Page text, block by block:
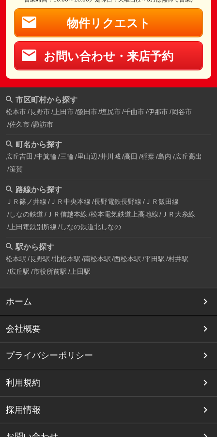
物件リクエスト
お問い合わせ・来店予約
市区町村から探す
松本市 長野市 上田市 飯田市 塩尻市 千曲市 伊那市 岡谷市
佐久市 諏訪市
町名から探す
広丘吉田 中箕輪 三輪 里山辺 井川城 高田 稲葉 島内 広丘高出
笹賀
路線から探す
ＪＲ篠ノ井線 ＪＲ中央本線 長野電鉄長野線 ＪＲ飯田線
しなの鉄道 ＪＲ信越本線 松本電気鉄道上高地線
ＪＲ大糸線
上田電鉄別所線 しなの鉄道北しなの
駅から探す
松本駅 長野駅 北松本駅 南松本駅 西松本駅 平田駅 村井駅
広丘駅 市役所前駅 上田駅
ホーム
会社概要
プライバシーポリシー
利用規約
採用情報